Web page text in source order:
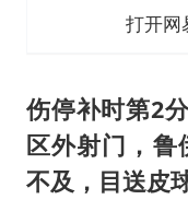
打开网
伤停补时第2
区外射门，鲁
不及，目送皮